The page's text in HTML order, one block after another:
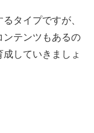
タイプですが、
ンテンツもあるの
していきましょ